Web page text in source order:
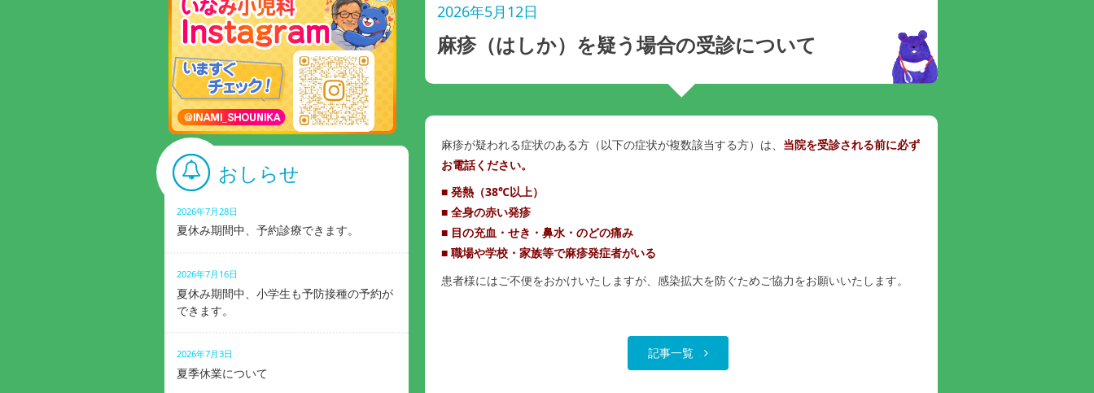
2026年5月12日
麻疹（はしか）を疑う場合の受診について
麻疹が疑われる症状のある方（以下の症状が複数該当する方）は、 当院を受診される前に必ず
お電話ください。
■ 発熱（38℃以上）
■ 全身の赤い発疹
■ 目の充血・せき・鼻水・のどの痛み
■ 職場や学校・家族等で麻疹発症者がいる
患者様にはご不便をおかけいたしますが、感染拡大を防ぐためご協力をお願いいたします。
記事一覧
おしらせ
2026年7月28日
夏休み期間中、予約診療できます。
2026年7月16日
夏休み期間中、小学生も予防接種の予約が
できます。
2026年7月3日
夏季休業について